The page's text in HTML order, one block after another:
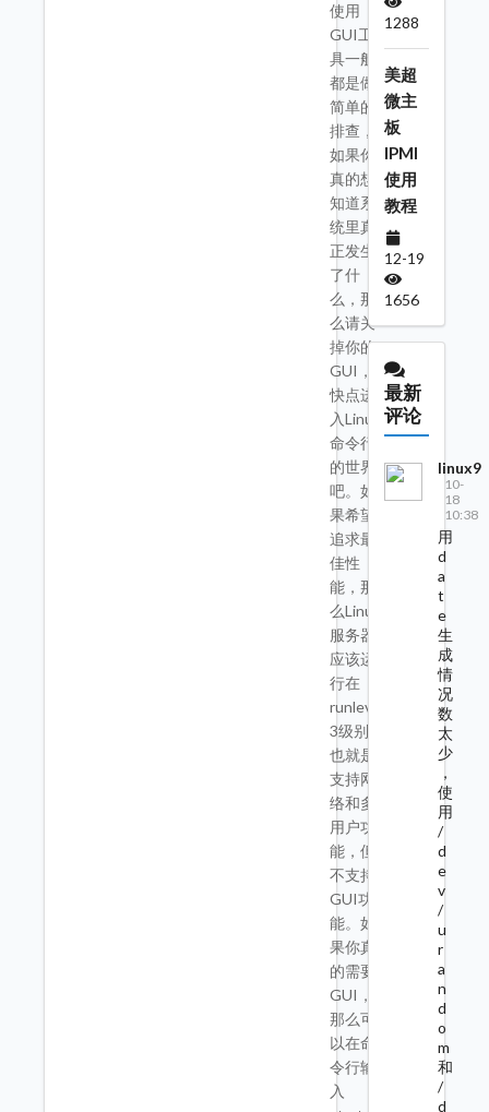
使用
GUI工
具一般
都是做
简单的
排查，
如果你
真的想
知道系
统里真
正发生
了什
么，那
么请关
掉你的
GUI，
快点进
入Linux
命令行
的世界
吧。如
果希望
追求最
佳性
能，那
么Linux
服务器
应该运
行在
runlevel
3级别，
也就是
支持网
络和多
用户功
能，但
不支持
GUI功
能。如
果你真
的需要
GUI，
那么可
以在命
令行输
入
1288
美超
微主
板
IPMI
使用
教程
12-19
1656
最新
评论
linux9
10-
18
10:38
用
d
a
t
e
生
成
情
况
数
太
少
，
使
用
/
d
e
v
/
u
r
a
n
d
o
m
和
/
d